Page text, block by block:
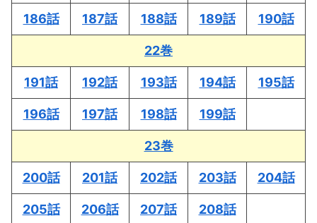
186話 187話 188話 189話 190話
22巻
191話 192話 193話 194話 195話
196話 197話 198話 199話
23巻
200話 201話 202話 203話 204話
205話 206話 207話 208話